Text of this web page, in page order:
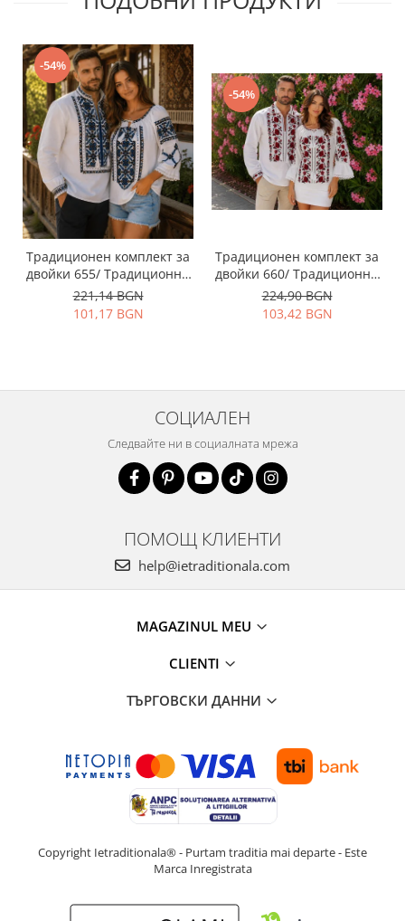
-54%
Традиционен комплект за
двойки 655/ Традиционни
ризи с бродерия
221,14 BGN
101,17 BGN
-54%
Традиционен комплект за
двойки 660/ Традиционни
ризи с бродерия
224,90 BGN
103,42 BGN
СОЦИАЛЕН
Следвайте ни в социалната мрежа
ПОМОЩ КЛИЕНТИ
help@ietraditionala.com
MAGAZINUL MEU
CLIENTI
ТЪРГОВСКИ ДАННИ
Copyright Ietraditionala® - Purtam traditia mai departe - Este
Marca Inregistrata